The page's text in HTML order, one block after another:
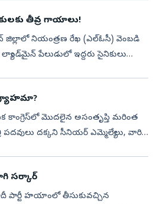
తీవ్ర గాయాలు!
జిల్లాలో నియంత్రణ రేఖ (ఎల్‌ఓసీ) వెంబడి
పేలుడులో ఇద్దరు సైనికులు
వ్యూహమా?
కాంగ్రెస్‌లో మొదలైన అసంతృప్తి మరింత
పదవులు దక్కని సీనియర్‌ ఎమ్మెల్యేలు, వారి
సర్కార్
పార్టీ హయాంలో తీసుకువచ్చిన